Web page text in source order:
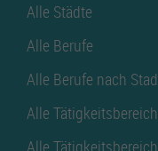
Alle Städte
Alle Berufe
Alle Berufe nach
Alle
Alle